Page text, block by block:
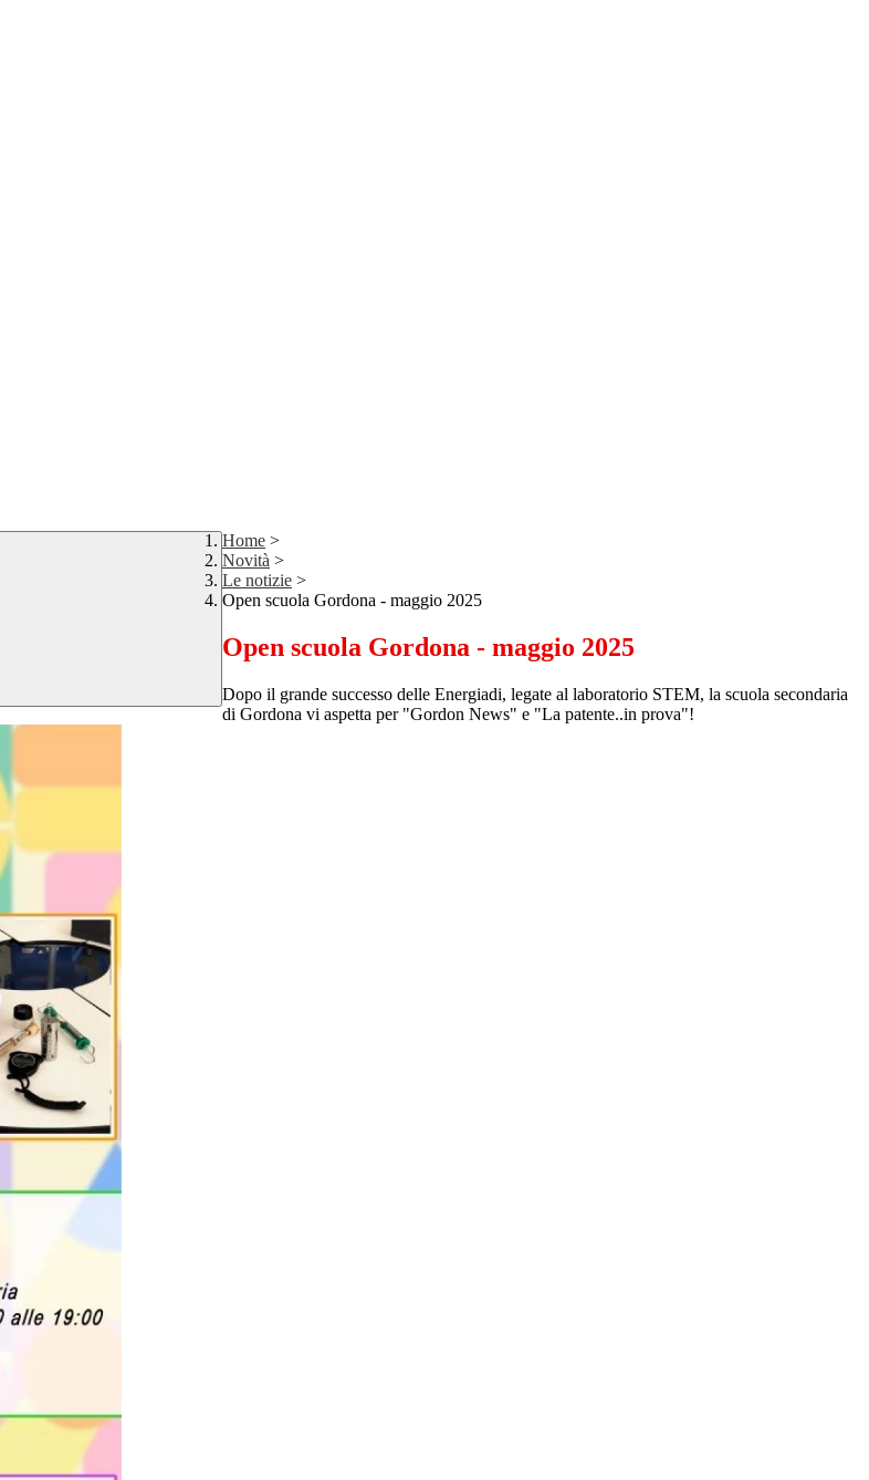
Home >
Novità >
Le notizie >
Open scuola Gordona - maggio 2025
Open scuola Gordona - maggio 2025
Dopo il grande successo delle Energiadi, legate al laboratorio STEM, la scuola secondaria
di Gordona vi aspetta per "Gordon News" e "La patente..in prova"!